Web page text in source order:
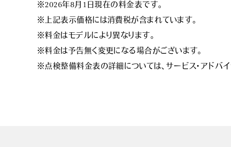
※2026年8月1日現在の料金表です。
※上記表示価格には消費税が含まれています。
※料金はモデルにより異なります。
※料金は予告無く変更になる場合がございます。
※点検整備料金表の詳細については、サービス・アドバ